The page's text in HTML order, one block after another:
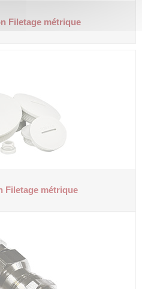
Filetage métrique
Filetage métrique